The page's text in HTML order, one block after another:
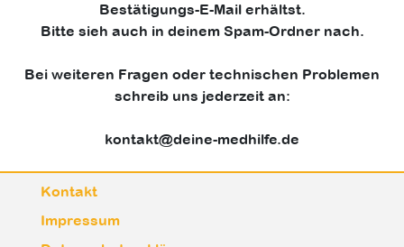
Bestätigungs-E-Mail erhältst.
Bitte sieh auch in deinem Spam-Ordner nach.
Bei weiteren Fragen oder technischen Problemen
schreib uns jederzeit an:
kontakt@deine-medhilfe.de
Kontakt
Impressum